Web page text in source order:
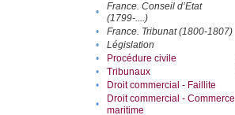
•
France. Conseil d’Etat
(1799-....)
• France. Tribunat (1800-1807)
•
Législation
•
Procédure civile
•
Tribunaux
•
Droit commercial - Faillite
•
Droit commercial - Commerce
maritime